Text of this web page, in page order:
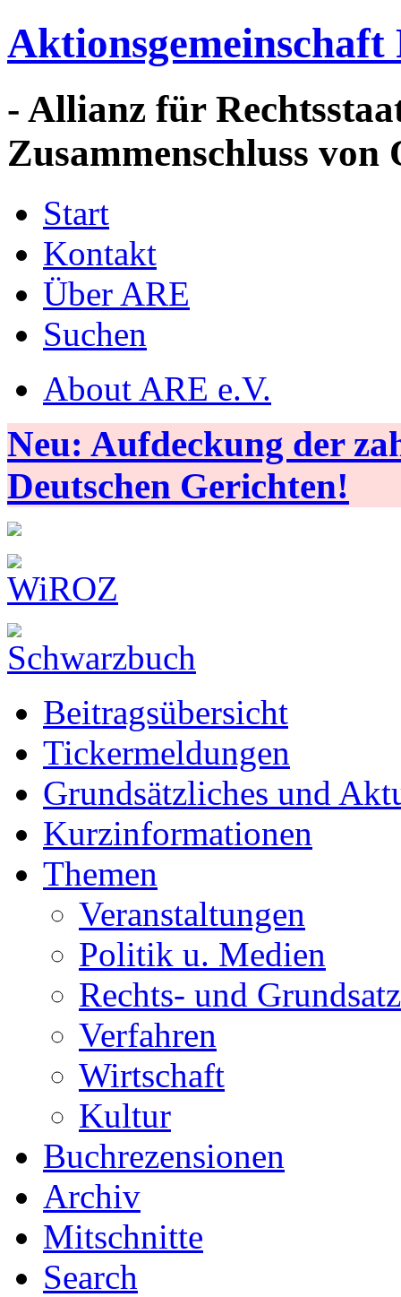
Aktionsgemeinschaft
- Allianz für
Zusammenschluss
Start
Kontakt
Über ARE
Suchen
About ARE e.V.
Neu: Aufdeckung der
Deutschen Gerichten!
Beitragsübersicht
Tickermeldungen
Grundsätzliches und
Kurzinformationen
Themen
Veranstaltungen
Politik u. Medien
Rechts- und
Verfahren
Wirtschaft
Kultur
Buchrezensionen
Archiv
Mitschnitte
Search